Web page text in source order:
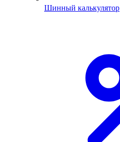
Шинный калькулятор